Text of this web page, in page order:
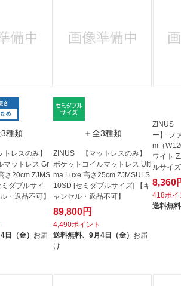
3種類
レスのみ】
マットレス Gr
さ20cm ZJMS
ダブルサイ
・返品不可】
日（金） お届
＋全3種類
ZINUS 【マットレスのみ】
ポケットコイルマットレス Ulti
ma Luxe 高さ25cm ZJMSULS
10SD [セミダブルサイズ] 【キ
ャンセル・返品不可】
89,800円
4,490ポイント
送料無料、 9月4日（金） お届
け
ZINUS
ー】 フ
m（
ワイト
ルサイ
ャンセ...
8,360
418ポイ
送料無料